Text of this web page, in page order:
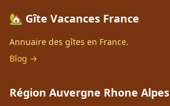
🏡 Gîte Vacances France
Annuaire des gîtes en France.
Blog →
Région Auvergne Rhone Alpes